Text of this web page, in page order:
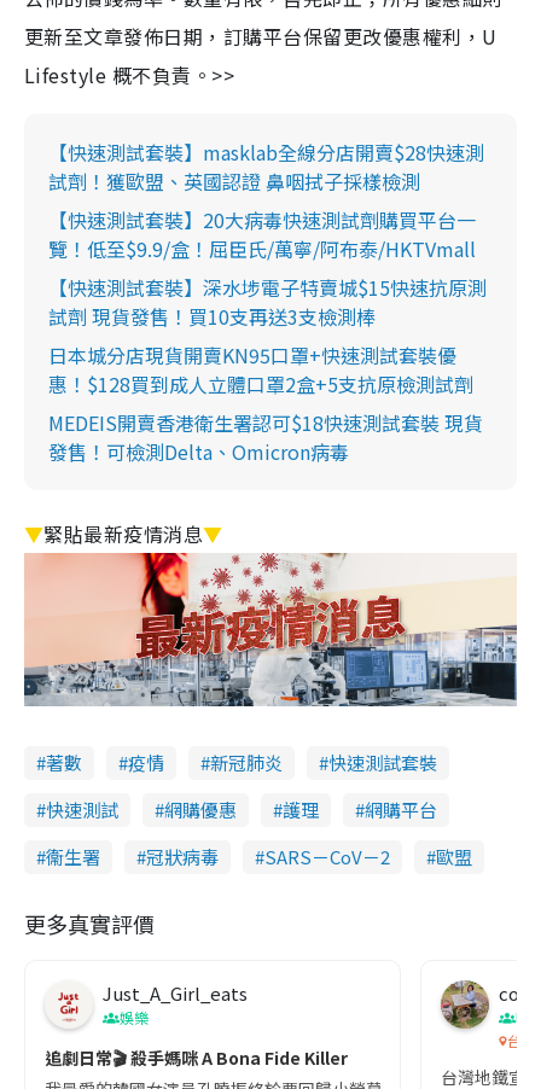
更新至文章發佈日期，訂購平台保留更改優惠權利，U
Lifestyle 概不負責。>>
【快速測試套裝】masklab全線分店開賣$28快速測
試劑！獲歐盟、英國認證 鼻咽拭子採樣檢測
【快速測試套裝】20大病毒快速測試劑購買平台一
覽！低至$9.9/盒！屈臣氏/萬寧/阿布泰/HKTVmall
【快速測試套裝】深水埗電子特賣城$15快速抗原測
試劑 現貨發售！買10支再送3支檢測棒
日本城分店現貨開賣KN95口罩+快速測試套裝優
惠！$128買到成人立體口罩2盒+5支抗原檢測試劑
MEDEIS開賣香港衛生署認可$18快速測試套裝 現貨
發售！可檢測Delta、Omicron病毒
▼緊貼最新疫情消息▼
著數 疫情 新冠肺炎
快速測試套裝
快速測試
網購優惠 護理
網購平台
衞生署
冠狀病毒 SARS－CoV－2 歐盟
更多真實評價
Just_A_Girl_eats
娛樂
追劇日常🎬 殺手媽咪 A Bona Fide Killer
co
吹
台灣
台灣地鐵宣